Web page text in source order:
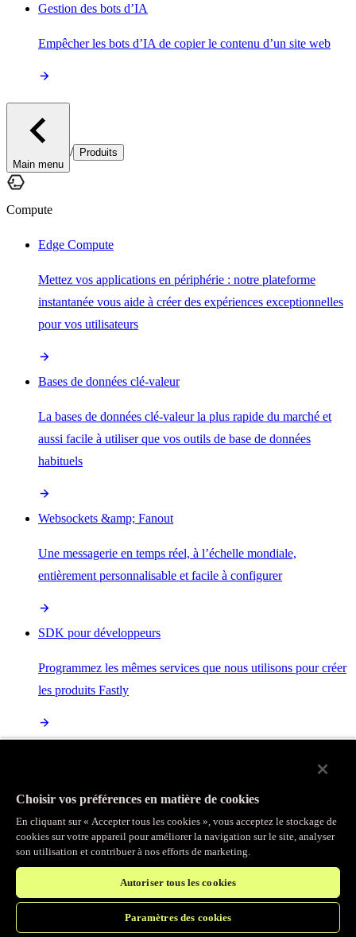
Gestion des bots d’IA
Empêcher les bots d’IA de copier le contenu d’un site web
Main menu
/ Produits
Compute
Edge Compute
Mettez vos applications en périphérie : notre plateforme
instantanée vous aide à créer des expériences exceptionnelles
pour vos utilisateurs
Bases de données clé-valeur
La bases de données clé-valeur la plus rapide du marché et
aussi facile à utiliser que vos outils de base de données
habituels
Websockets &amp; Fanout
Une messagerie en temps réel, à l’échelle mondiale,
entièrement personnalisable et facile à configurer
SDK pour développeurs
Programmez les mêmes services que nous utilisons pour créer
les produits Fastly
sur des normes ouvertes et intégrée à la suite complète de
produits Fastly
Accélérez vos charges de travail d’IA et gagnez en efficacité
Choisir vos préférences en matière de cookies
En cliquant sur « Accepter tous les cookies », vous acceptez le stockage de
cookies sur votre appareil pour améliorer la navigation sur le site, analyser
son utilisation et contribuer à nos efforts de marketing.
Autoriser tous les cookies
Paramètres des cookies